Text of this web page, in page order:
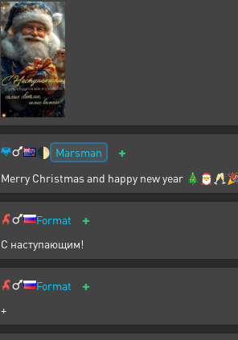
🌓 Marsman +
Merry Christmas and happy new year
Format +
С наступающим!
Format +
+